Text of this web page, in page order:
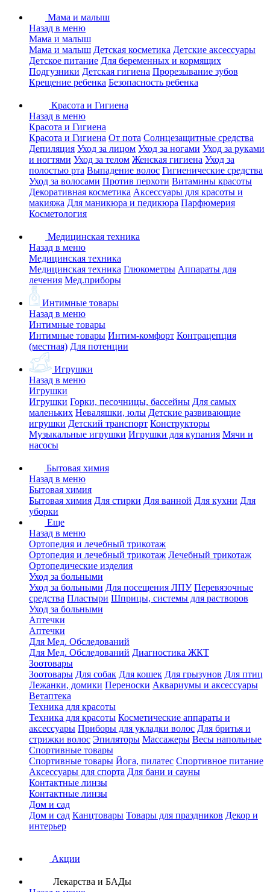
Мама и малыш
Назад в меню
Мама и малыш
Мама и малыш Детская косметика Детские аксессуары
Детское питание Для беременных и кормящих
Подгузники Детская гигиена Прорезывание зубов
Крещение ребенка Безопасность ребенка
Красота и Гигиена
Назад в меню
Красота и Гигиена
Красота и Гигиена От пота Солнцезащитные средства
Депиляция Уход за лицом Уход за ногами Уход за руками
и ногтями Уход за телом Женская гигиена Уход за
полостью рта Выпадение волос Гигиенические средства
Уход за волосами Против перхоти Витамины красоты
Декоративная косметика Аксессуары для красоты и
макияжа Для маникюра и педикюра Парфюмерия
Косметология
Медицинская техника
Назад в меню
Медицинская техника
Медицинская техника Глюкометры Аппараты для
лечения Мед.приборы
Интимные товары
Назад в меню
Интимные товары
Интимные товары Интим-комфорт Контрацепция
(местная) Для потенции
Игрушки
Назад в меню
Игрушки
Игрушки Горки, песочницы, бассейны Для самых
маленьких Неваляшки, юлы Детские развивающие
игрушки Детский транспорт Конструкторы
Музыкальные игрушки Игрушки для купания Мячи и
насосы
Бытовая химия
Назад в меню
Бытовая химия
Бытовая химия Для стирки Для ванной Для кухни Для
уборки
Еще
Назад в меню
Ортопедия и лечебный трикотаж
Ортопедия и лечебный трикотаж Лечебный трикотаж
Ортопедические изделия
Уход за больными
Уход за больными Для посещения ЛПУ Перевязочные
средства Пластыри Шприцы, системы для растворов
Уход за больными
Аптечки
Аптечки
Для Мед. Обследований
Для Мед. Обследований Диагностика ЖКТ
Зоотовары
Зоотовары Для собак Для кошек Для грызунов Для птиц
Лежанки, домики Переноски Аквариумы и аксессуары
Ветаптека
Техника для красоты
Техника для красоты Косметические аппараты и
аксессуары Приборы для укладки волос Для бритья и
стрижки волос Эпиляторы Массажеры Весы напольные
Спортивные товары
Спортивные товары Йога, пилатес Спортивное питание
Аксессуары для спорта Для бани и сауны
Контактные линзы
Контактные линзы
Дом и сад
Дом и сад Канцтовары Товары для праздников Декор и
интерьер
Акции
Лекарства и БАДы